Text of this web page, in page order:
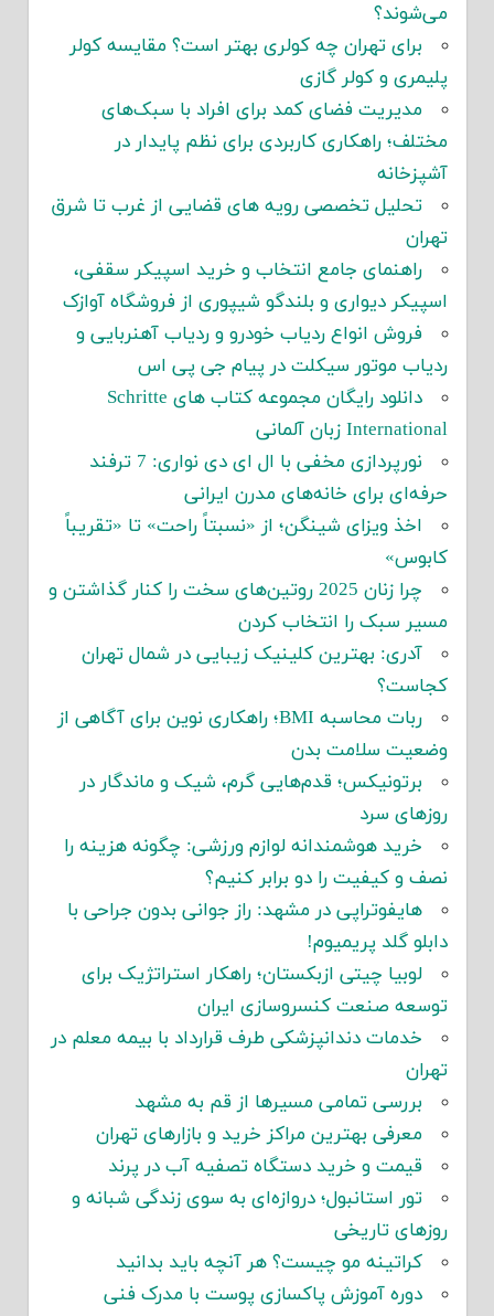
می‌شوند؟
برای تهران چه کولری بهتر است؟ مقایسه کولر
پلیمری و کولر گازی
مدیریت فضای کمد برای افراد با سبک‌های
مختلف؛ راهکاری کاربردی برای نظم پایدار در
آشپزخانه
تحلیل تخصصی رویه های قضایی از غرب تا شرق
تهران
راهنمای جامع انتخاب و خرید اسپیکر سقفی،
اسپیکر دیواری و بلندگو شیپوری از فروشگاه آوازک
فروش انواع ردیاب خودرو و ردیاب آهنربایی و
ردیاب موتور سیکلت در پیام جی پی اس
دانلود رایگان مجموعه کتاب های Schritte
International زبان آلمانی
نورپردازی مخفی با ال ای دی نواری: 7 ترفند
حرفه‌ای برای خانه‌های مدرن ایرانی
اخذ ویزای شینگن؛ از «نسبتاً راحت» تا «تقریباً
کابوس»
چرا زنان 2025 روتین‌های سخت را کنار گذاشتن و
مسیر سبک را انتخاب کردن
آدری: بهترین کلینیک زیبایی در شمال تهران
کجاست؟
ربات محاسبه BMI؛ راهکاری نوین برای آگاهی از
وضعیت سلامت بدن
برتونیکس؛ قدم‌هایی گرم، شیک و ماندگار در
روزهای سرد
خرید هوشمندانه لوازم ورزشی: چگونه هزینه را
نصف و کیفیت را دو برابر کنیم؟
هایفوتراپی در مشهد: راز جوانی بدون جراحی با
دابلو گلد پریمیوم!
لوبیا چیتی ازبکستان؛ راهکار استراتژیک برای
توسعه صنعت کنسروسازی ایران
خدمات دندانپزشکی طرف قرارداد با بیمه معلم در
تهران
بررسی تمامی مسیرها از قم به مشهد
معرفی بهترین مراکز خرید و بازارهای تهران
قیمت و خرید دستگاه تصفیه آب در پرند
تور استانبول؛ دروازه‌ای به سوی زندگی شبانه و
روزهای تاریخی
کراتینه مو چیست؟ هر آنچه باید بدانید
دوره آموزش پاکسازی پوست با مدرک فنی